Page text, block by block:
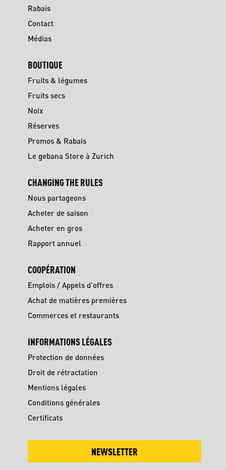
Rabais
Contact
Médias
BOUTIQUE
Fruits & légumes
Fruits secs
Noix
Réserves
Promos & Rabais
Le gebana Store à Zurich
CHANGING THE RULES
Nous partageons
Acheter de saison
Acheter en gros
Rapport annuel
COOPÉRATION
Emplois / Appels d'offres
Achat de matières premières
Commerces et restaurants
INFORMATIONS LÉGALES
Protection de données
Droit de rétractation
Mentions légales
Conditions générales
Certificats
NEWSLETTER